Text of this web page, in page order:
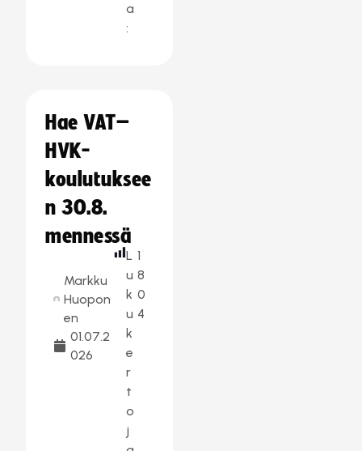
a
:
Hae VAT–
HVK-
koulutuksee
n 30.8.
mennessä
Markku
Huopon
en
01.07.2
026
L
u
k
u
k
e
r
t
o
j
1
8
0
4